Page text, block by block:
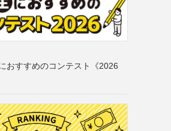
おすすめのコンテスト《2026